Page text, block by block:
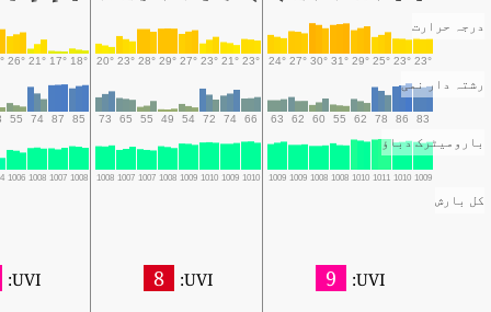
درجہ حرارت
23°
23°
25°
29°
31°
30°
27°
24°
23°
21°
23°
27°
29°
28°
23°
20°
18°
17°
21°
26°
رشتہ دار نمی
83
86
78
62
55
60
62
63
66
74
72
54
49
55
65
73
85
87
74
55
بارومیٹرک دباؤ
1009
1010
1011
1010
1008
1008
1009
1009
1010
1009
1010
1009
1008
1007
1007
1008
1008
1007
1008
1006
کل بارش
UVI:
9
UVI:
8
UVI: